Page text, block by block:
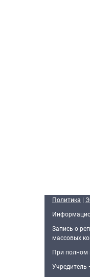
Политика |
Запись о
массовых
При полном